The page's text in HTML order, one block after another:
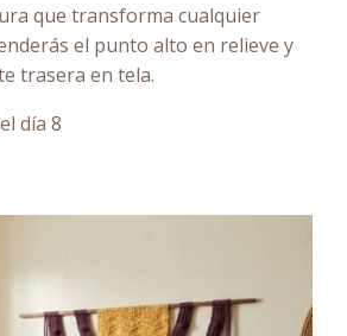
que transforma cualquier
el punto alto en relieve y
trasera en tela.
día 8